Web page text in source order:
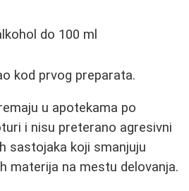
do 100 ml
kod prvog preparata.
u apotekama po
i nisu preterano agresivni
sastojaka koji smanjuju
materija na mestu delovanja.